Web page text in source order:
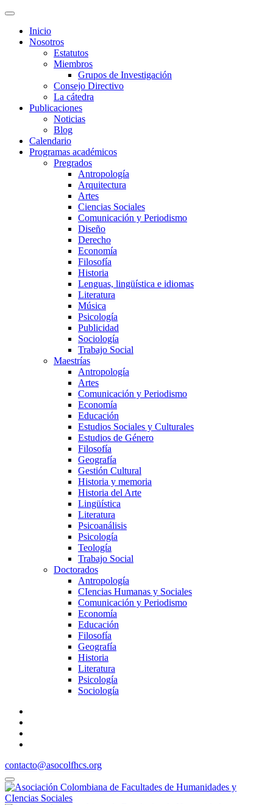
Inicio
Nosotros
Estatutos
Miembros
Grupos de Investigación
Consejo Directivo
La cátedra
Publicaciones
Noticias
Blog
Calendario
Programas académicos
Pregrados
Antropología
Arquitectura
Artes
Ciencias Sociales
Comunicación y Periodismo
Diseño
Derecho
Economía
Filosofía
Historia
Lenguas, lingüística e idiomas
Literatura
Música
Psicología
Publicidad
Sociología
Trabajo Social
Maestrías
Antropología
Artes
Comunicación y Periodismo
Economía
Educación
Estudios Sociales y Culturales
Estudios de Género
Filosofía
Geografía
Gestión Cultural
Historia y memoria
Historia del Arte
Lingüística
Literatura
Psicoanálisis
Psicología
Teología
Trabajo Social
Doctorados
Antropología
CIencias Humanas y Sociales
Comunicación y Periodismo
Economía
Educación
Filosofía
Geografía
Historia
Literatura
Psicología
Sociología
contacto@asocolfhcs.org